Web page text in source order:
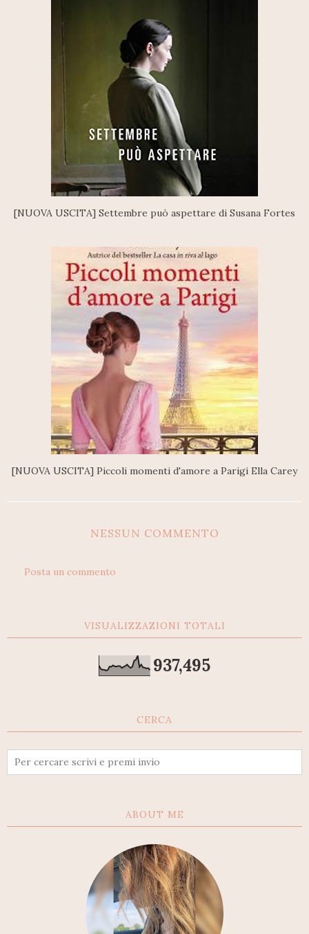
[NUOVA USCITA] Settembre può aspettare di Susana Fortes
[NUOVA USCITA] Piccoli momenti d'amore a Parigi Ella Carey
NESSUN COMMENTO
Posta un commento
VISUALIZZAZIONI TOTALI
937,495
CERCA
ABOUT ME